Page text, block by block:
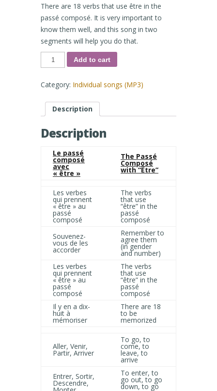
There are 18 verbs that use être in the
passé composé. It is very important to
know them well, and this song in two
segments will help you do that.
Le
passé
composé
« être »
-
Passé
Composé
with
quantity
Add to cart
Category: Individual songs (MP3)
Description
Description
Le passé
composé
avec
« être »
The Passé
Composé
with “Être”
Les verbes
qui prennent
« être » au
passé
composé
The verbs
that use
“être” in the
passé
composé
Souvenez-
vous de les
accorder
Remember to
agree them
(in gender
and number)
Les verbes
qui prennent
« être » au
passé
composé
The verbs
that use
“être” in the
passé
composé
Il y en a dix-
huit à
mémoriser
There are 18
to be
memorized
Aller, Venir,
Partir, Arriver
To go, to
come, to
leave, to
arrive
Entrer, Sortir,
Descendre,
To enter, to
go out, to go
down, to go